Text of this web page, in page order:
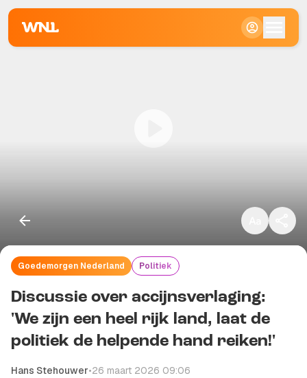
Goedemorgen Nederland Politiek
Discussie over accijnsverlaging:
'We zijn een heel rijk land, laat de
politiek de helpende hand reiken!'
Hans Stehouwer•26 maart 2026 09:06